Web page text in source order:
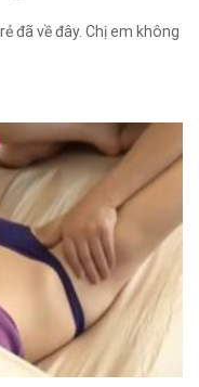
đã về đây. Chị em không